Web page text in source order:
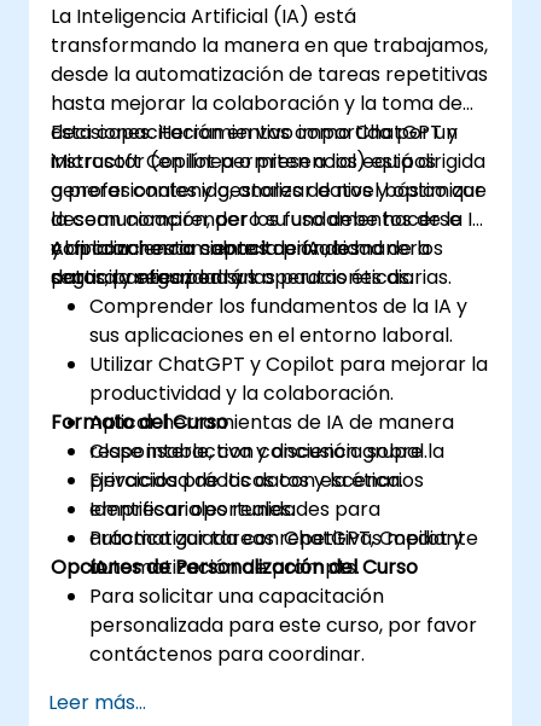
La Inteligencia Artificial (IA) está
transformando la manera en que trabajamos,
desde la automatización de tareas repetitivas
hasta mejorar la colaboración y la toma de
decisiones. Herramientas como ChatGPT y
Microsoft Copilot permiten a los equipos
generar contenido, analizar datos y optimizar
la comunicación, pero su uso debe hacerse
con conciencia sobre la privacidad de los
datos, la seguridad y las pautas éticas.
Esta capacitación en vivo impartida por un
instructor (en línea o presencial) está dirigida
a profesionales y gestores de nivel básico que
desean comprender los fundamentos de la IA
y aplicar herramientas de IA de manera
segura y eficaz en sus operaciones diarias.
Al finalizar esta capacitación, los
participantes podrán:
Comprender los fundamentos de la IA y
sus aplicaciones en el entorno laboral.
Utilizar ChatGPT y Copilot para mejorar la
productividad y la colaboración.
Aplicar herramientas de IA de manera
responsable, con conciencia sobre la
privacidad de los datos y la ética.
Identificar oportunidades para
automatizar tareas repetitivas mediante
IA.
Formato del Curso
Clase interactiva y discusión grupal.
Ejercicios prácticos con escenarios
empresariales reales.
Práctica guiada con ChatGPT, Copilot y
automatización de prompts.
Opciones de Personalización del Curso
Para solicitar una capacitación
personalizada para este curso, por favor
contáctenos para coordinar.
Leer más...